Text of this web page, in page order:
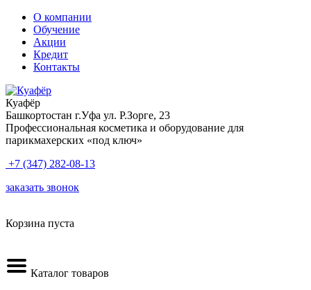
О компании
Обучение
Акции
Кредит
Контакты
Куафёр
Башкортостан г.Уфа ул. Р.Зорге, 23
Профессиональная косметика и оборудование для
парикмахерских «под ключ»
+7 (347) 282-08-13
заказать звонок
Корзина пуста
Каталог товаров